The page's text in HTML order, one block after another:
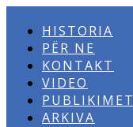
HISTORIA
PËR NE
KONTAKT
VIDEO
PUBLIKIMET
ARKIVA